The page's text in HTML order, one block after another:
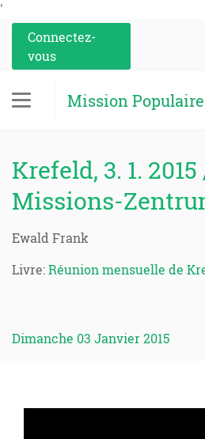
'
Connectez-
vous
Mission
Krefeld, 3. 1. 2015
Missions-
Ewald Frank
Livre:Réunion mensuelle de
Dimanche 03 Janvier 2015